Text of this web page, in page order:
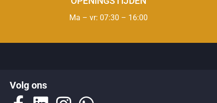
Ma – vr: 07:30 – 16:00
Op deklantenservicepagina
bezorgen
Volg ons